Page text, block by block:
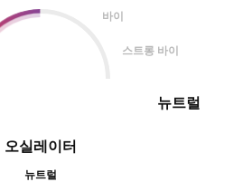
오실레이터
뉴트럴
바이
스트롱 바이
뉴트럴